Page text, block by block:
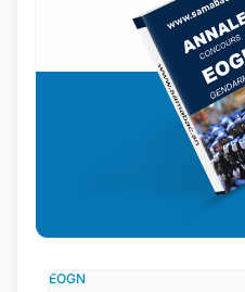
EOGN